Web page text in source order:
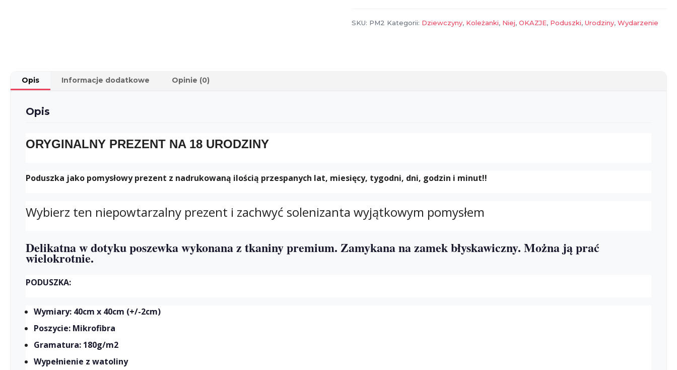
z
SKU: PM2 Kategorii: Dziewczyny, Koleżanki, Niej,OKAZJE, Poduszki,Urodziny,Wydarzenie
Opis Informacje dodatkowe Opinie (0)
Opis
ORYGINALNY PREZENT NA 18 URODZINY
Poduszka jako pomysłowy prezent z nadrukowaną ilością przespanych lat, miesięcy, tygodni, dni, godzin i minut!!
Wybierz ten niepowtarzalny prezent i zachwyć solenizanta wyjątkowym pomysłem
Delikatna w dotyku poszewka wykonana z tkaniny premium. Zamykana na zamek błyskawiczny. Można ją prać
wielokrotnie.
PODUSZKA:
Wymiary: 40cm x 40cm (+/-2cm)
Poszycie: Mikrofibra
Gramatura: 180g/m2
Wypełnienie z watoliny